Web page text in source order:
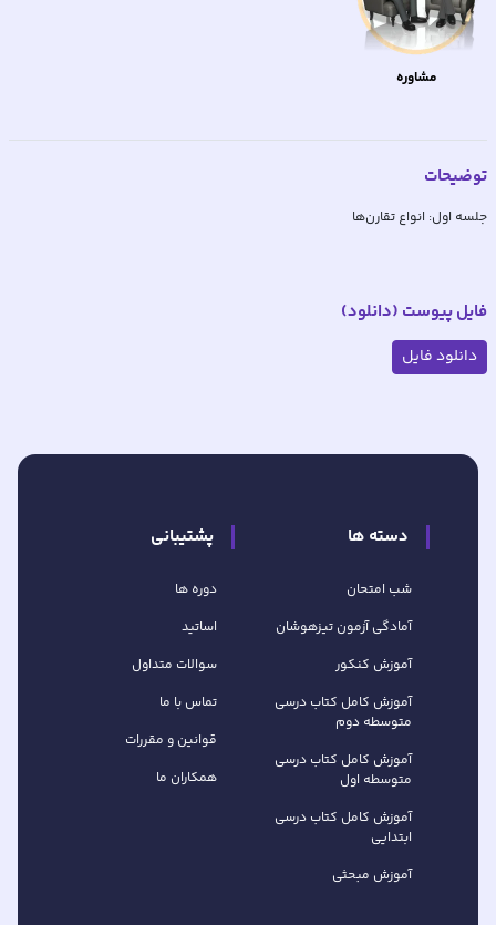
مشاوره
توضیحات
جلسه اول: انواع تقارن‌ها
فایل پیوست (دانلود)
دانلود فایل
دسته ها
شب امتحان
آمادگی آزمون تیزهوشان
آموزش کنکور
آموزش کامل کتاب‌ درسی
متوسطه دوم
آموزش کامل کتاب‌ درسی
متوسطه اول
آموزش کامل کتاب درسی
ابتدایی
آموزش مبحثی
پشتیبانی
دوره ها
اساتید
سوالات متداول
تماس با ما
قوانین و مقررات
همکاران ما